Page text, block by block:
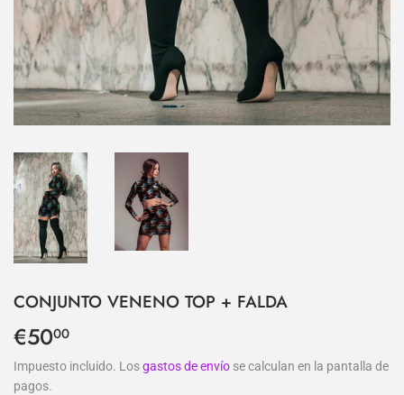
CONJUNTO VENENO TOP + FALDA
€5000
Impuesto incluido. Losgastos de envío se calculan en la pantalla de
pagos.